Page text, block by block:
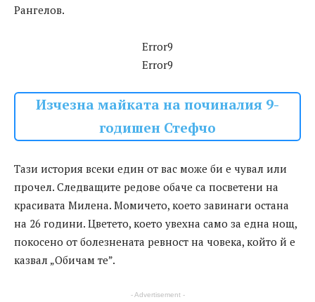
Рангелов.
Error9
Error9
Изчезна майката на починалия 9-
годишен Стефчо
Тази история всеки един от вас може би е чувал или
прочел. Следващите редове обаче са посветени на
красивата Милена. Момичето, което завинаги остана
на 26 години. Цветето, което увехна само за една нощ,
покосено от болезнената ревност на човека, който й е
казвал „Обичам те”.
- Advertisement -